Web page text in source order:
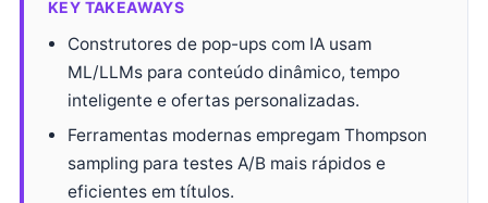
KEY TAKEAWAYS
Construtores de pop-ups com IA usam
ML/LLMs para conteúdo dinâmico, tempo
inteligente e ofertas personalizadas.
Ferramentas modernas empregam Thompson
sampling para testes A/B mais rápidos e
eficientes em títulos.